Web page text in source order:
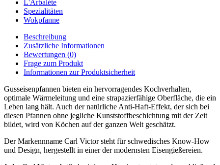
L'Arbaléte
Spezialitäten
Wokpfanne
Beschreibung
Zusätzliche Informationen
Bewertungen (0)
Frage zum Produkt
Informationen zur Produktsicherheit
Gusseisenpfannen bieten ein hervorragendes Kochverhalten,
optimale Wärmeleitung und eine strapazierfähige Oberfläche, die ein
Leben lang hält. Auch der natürliche Anti-Haft-Effekt, der sich bei
diesen Pfannen ohne jegliche Kunststoffbeschichtung mit der Zeit
bildet, wird von Köchen auf der ganzen Welt geschätzt.
Der Markennname Carl Victor steht für schwedisches Know-How
und Design, hergestellt in einer der modernsten Eisengießereien.